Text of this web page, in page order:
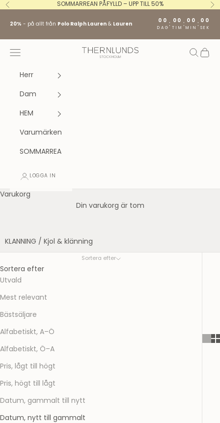
Hoppa till innehållet
Föregående SOMMARREAN PÅFYLLD – UPP TILL 50%
20% - på allt från Polo Ralph Lauren & Lauren
00
DAG : 00
TIM : 00
MIN : 00
SEK
Stockholm fashion agency AB
Öppna navigeringsmenyn Öppna
Herr
Dam
HEM
Varumärken
SOMMARREA
LOGGA IN
Varukorg
Din varukorg är tom
KLANNING / Kjol & klänning
Sortera efter
Sortera efter
Utvald
Mest relevant
Bästsäljare
Alfabetiskt, A–Ö
Alfabetiskt, Ö–A
Pris, lågt till högt
Pris, högt till lågt
Datum, gammalt till nytt
Datum, nytt till gammalt